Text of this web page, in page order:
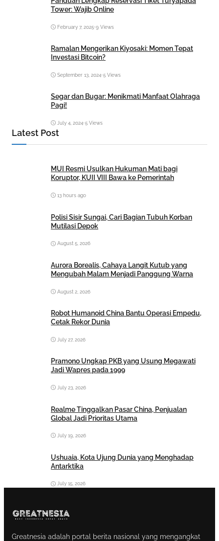
Tower: Wajib Online
February 7, 2025•9 Views
Ramalan Mengerikan Kiyosaki: Momen Tepat
Investasi Bitcoin?
September 13, 2024•5 Views
Segar dan Bugar: Menikmati Manfaat Olahraga
Pagi!
July 4, 2024•5 Views
Latest Post
MUI Resmi Usulkan Hukuman Mati bagi
Koruptor, KUII VIII Bawa ke Pemerintah
13 hours ago
Polisi Sisir Sungai, Cari Bagian Tubuh Korban
Mutilasi Depok
August 5, 2026
Aurora Borealis, Cahaya Langit Kutub yang
Mengubah Malam Menjadi Panggung Warna
August 2, 2026
Robot Humanoid China Bantu Operasi Empedu,
Cetak Rekor Dunia
July 27, 2026
Pramono Ungkap PKB yang Usung Megawati
Jadi Wapres pada 1999
July 23, 2026
Realme Tinggalkan Pasar China, Penjualan
Global Jadi Prioritas Utama
July 19, 2026
Ushuaia, Kota Ujung Dunia yang Menghadap
Antarktika
July 15, 2026
Greatnesia adalah portal berita nasional yang mengangkat